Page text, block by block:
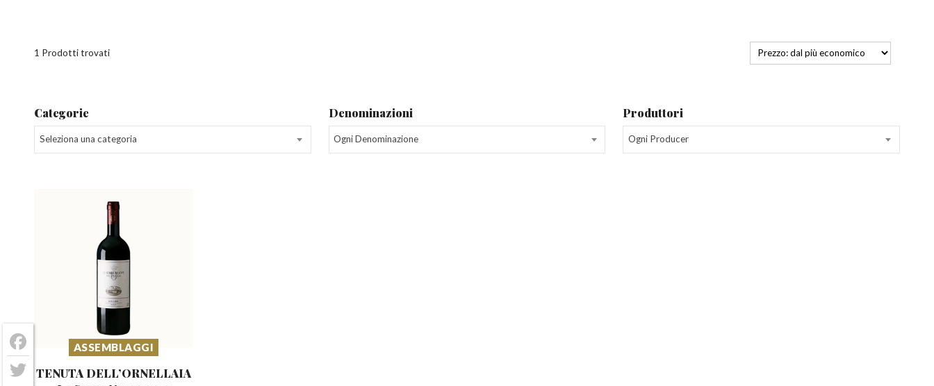
1 Prodotti trovati
Categorie
Seleziona una categoria
Denominazioni
Ogni Denominazione
Produttori
Ogni Producer
ASSEMBLAGGI
TENUTA DELL’ORNELLAIA
Facebook
Twitter